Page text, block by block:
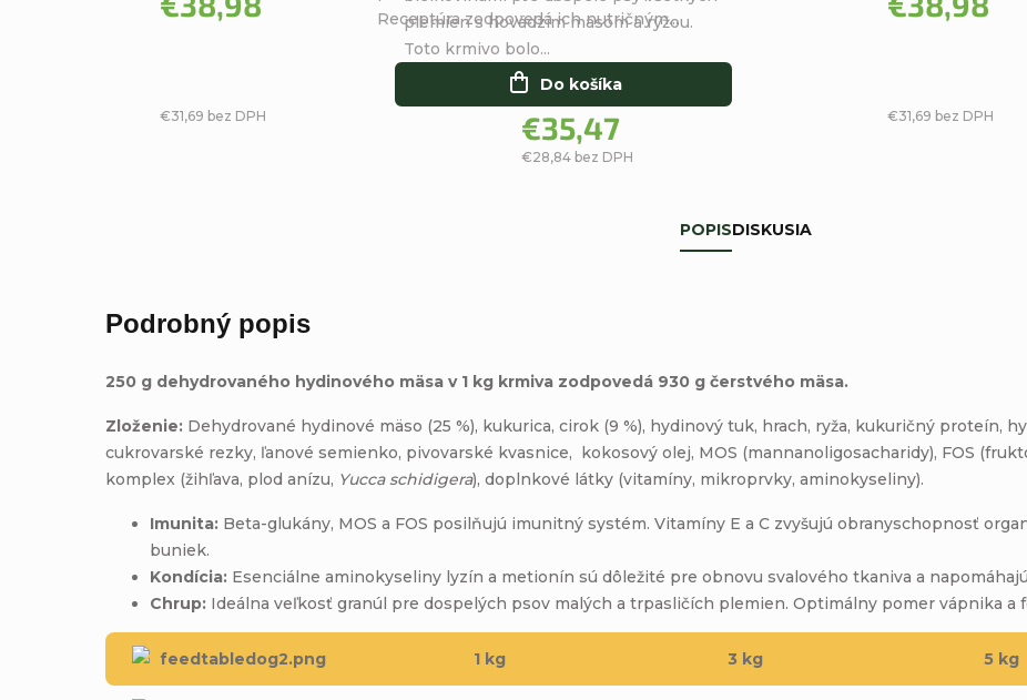
€31,69 bez DPH
Receptúra zodpovedá ich nutričným...
hviezdičiek.
€28,84 bez DPH
€35,47
Do košíka
plemien s hovädzím mäsom a ryžou.
Toto krmivo bolo...
€31,69 bez DPH
POPISDISKUSIA
Podrobný popis
250 g dehydrovaného hydinového mäsa v 1 kg krmiva zodpovedá 930 g čerstvého mäsa.
Zloženie: Dehydrované hydinové mäso (25 %), kukurica, cirok (9 %), hydinový tuk, hrach, ryža, kukuričný proteín,
cukrovarské rezky, ľanové semienko, pivovarské kvasnice, kokosový olej, MOS (mannanoligosacharidy), FOS
komplex (žihľava, plod anízu, Yucca schidigera), doplnkové látky (vitamíny, mikroprvky, aminokyseliny).
Imunita: Beta-glukány, MOS a FOS posilňujú imunitný systém. Vitamíny E a C zvyšujú obranyschopnosť
buniek.
Kondícia: Esenciálne aminokyseliny lyzín a metionín sú dôležité pre obnovu svalového tkaniva a
Chrup: Ideálna veľkosť granúl pre dospelých psov malých a trpasličích plemien. Optimálny pomer vápnika a
1 kg 3 kg 5 kg